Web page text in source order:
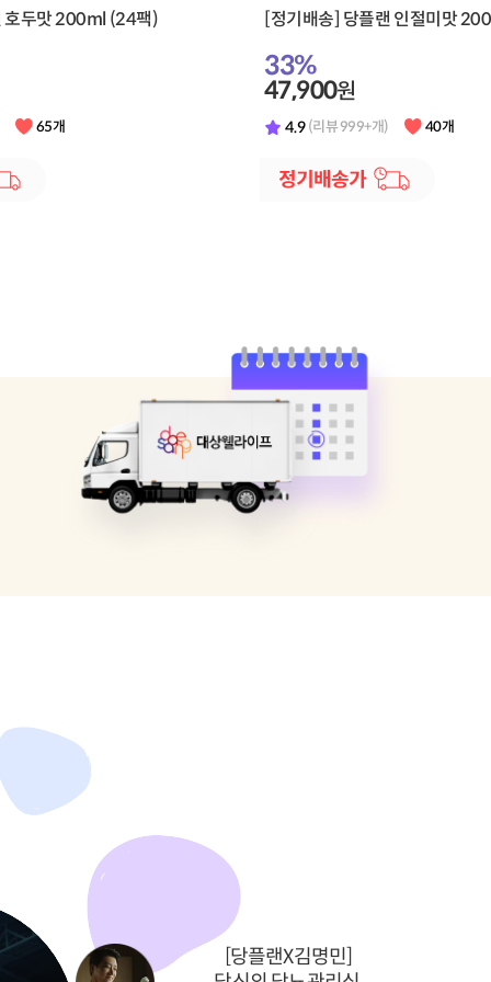
호두맛 200ml (24팩)
65개
[정기배송] 당플랜 인절미맛
33%
47,900원
4.9 (리뷰 999+개) 40개
[당플랜X김명민]